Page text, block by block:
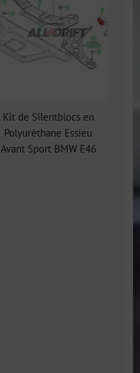
Kit de Silentblocs en
Polyuréthane Essieu
Avant Sport BMW E46